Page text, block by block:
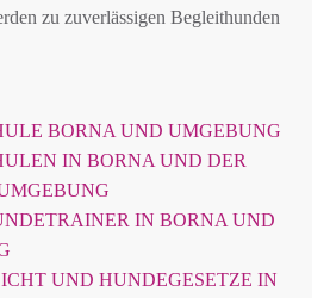
zu zuverlässigen Begleithunden
BORNA UND UMGEBUNG
IN BORNA UND DER
IN BORNA UND
UND HUNDEGESETZE IN